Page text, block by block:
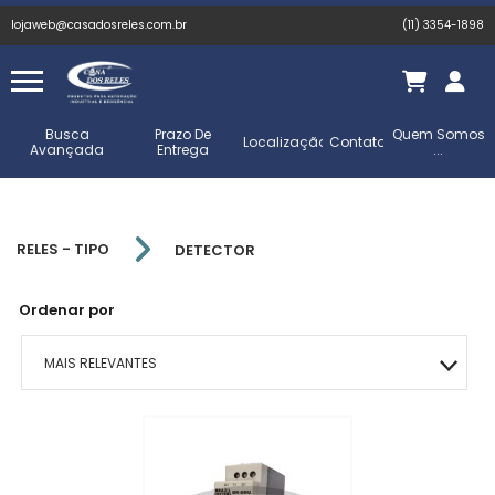
lojaweb@casadosreles.com.br (11) 3354-1898
Busca
Avançada
Prazo De
Entrega
Localização Contato Quem Somos
...
RELES - TIPO DETECTOR
Ordenar por
MAIS RELEVANTES